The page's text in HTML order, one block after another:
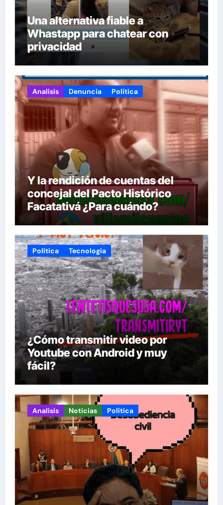
Una alternativa fiable a
Whastapp para chatear con
privacidad
Analisis Denuncia Política
Y la rendición de cuentas del
concejal del Pacto Histórico
Facatativá ¿Para cuándo?
Política Tecnología
¿Cómo transmitir video por
Youtube con Android y muy
fácil?
Analisis Noticias Política